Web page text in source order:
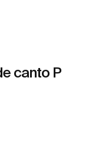
canto P